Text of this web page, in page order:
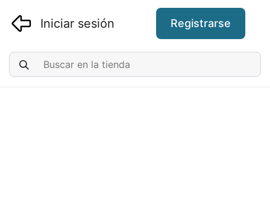
Iniciar sesión Registrarse